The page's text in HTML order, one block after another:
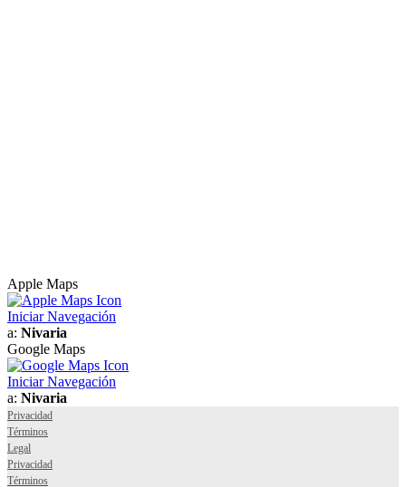
Apple Maps
Iniciar Navegación
a: Nivaria
Google Maps
Iniciar Navegación
a: Nivaria
Privacidad
Términos
Legal
Privacidad
Términos